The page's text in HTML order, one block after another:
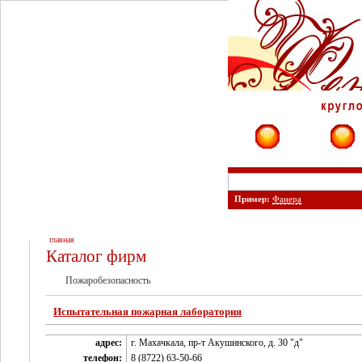
Пример: Фанера
главная
Каталог фирм
Пожаробезопасность
Испытательная пожарная лаборатория
адрес:
г. Махачкала, пр-т Акушинского, д. 30 "д"
телефон:
8 (8722) 63-50-66